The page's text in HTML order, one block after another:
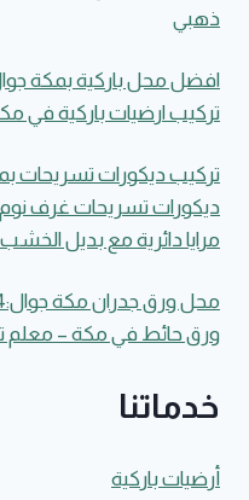
ذهبي
تركيب ارضيات باركية في
ديكورات تسريحات غرف
مرايا دائرية مع بديل
ورق حائط في مكة – معلم
خدماتنا
أرضيات باركية